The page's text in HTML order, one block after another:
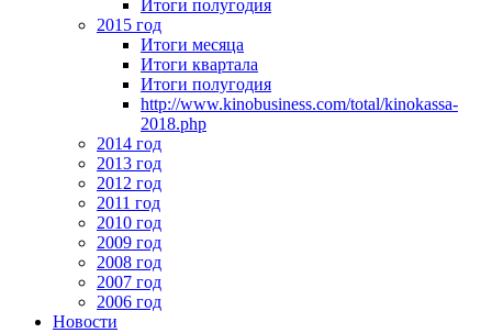
Итоги полугодия
2015 год
Итоги месяца
Итоги квартала
Итоги полугодия
http://www.kinobusiness.com/total/kinokassa-
2018.php
2014 год
2013 год
2012 год
2011 год
2010 год
2009 год
2008 год
2007 год
2006 год
Новости